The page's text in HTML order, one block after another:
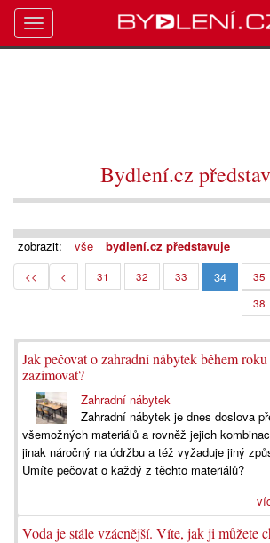
Bydlení.cz
zobrazit: vše bydlení.cz představuje
<< < 31 32 33 34 35
38
Jak pečovat o zahradní nábytek během
zazimovat?
Zahradní nábytek
Zahradní nábytek je dnes doslova
všemožných materiálů a rovněž jejich
jinak náročný na údržbu a též vyžaduje jiný
Umíte pečovat o každý z těchto materiálů?
Voda je stále vzácnější. Víte, jak ji můžete
Toggle
navigation